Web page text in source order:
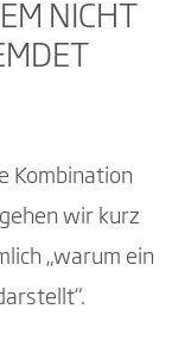
NICHT
Kombination
wir kurz
„warum ein